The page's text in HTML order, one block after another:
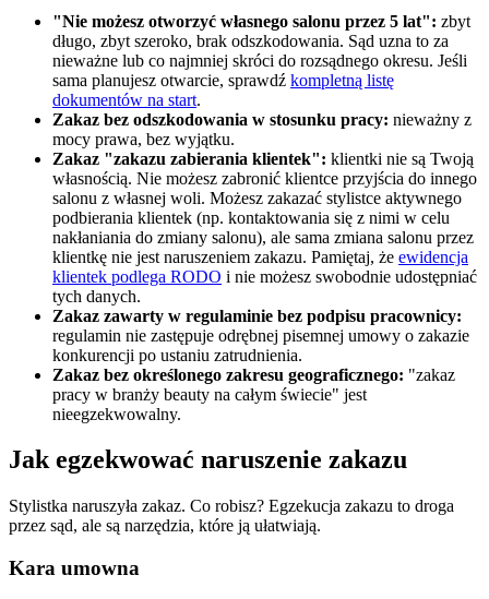
"Nie możesz otworzyć własnego salonu przez 5 lat": zbyt
długo, zbyt szeroko, brak odszkodowania. Sąd uzna to za
nieważne lub co najmniej skróci do rozsądnego okresu. Jeśli
sama planujesz otwarcie, sprawdź kompletną listę
dokumentów na start.
Zakaz bez odszkodowania w stosunku pracy: nieważny z
mocy prawa, bez wyjątku.
Zakaz "zakazu zabierania klientek": klientki nie są Twoją
własnością. Nie możesz zabronić klientce przyjścia do innego
salonu z własnej woli. Możesz zakazać stylistce aktywnego
podbierania klientek (np. kontaktowania się z nimi w celu
nakłaniania do zmiany salonu), ale sama zmiana salonu przez
klientkę nie jest naruszeniem zakazu. Pamiętaj, że ewidencja
klientek podlega RODO i nie możesz swobodnie udostępniać
tych danych.
Zakaz zawarty w regulaminie bez podpisu pracownicy:
regulamin nie zastępuje odrębnej pisemnej umowy o zakazie
konkurencji po ustaniu zatrudnienia.
Zakaz bez określonego zakresu geograficznego: "zakaz
pracy w branży beauty na całym świecie" jest
nieegzekwowalny.
Jak egzekwować naruszenie zakazu
Stylistka naruszyła zakaz. Co robisz? Egzekucja zakazu to droga
przez sąd, ale są narzędzia, które ją ułatwiają.
Kara umowna